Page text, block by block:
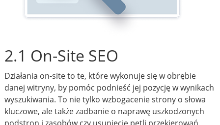
2.1 On-Site SEO
Działania on-site to te, które wykonuje się w obrębie
danej witryny, by pomóc podnieść jej pozycję w wynikach
wyszukiwania. To nie tylko wzbogacenie strony o słowa
kluczowe, ale także zadbanie o naprawę uszkodzonych
podstron i zasobów czy usunięcie pętli przekierowań.